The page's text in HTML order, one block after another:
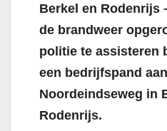
Berkel en Rodenrijs
de brandweer
politie te assisteren
een bedrijfspand
Noordeindseweg in
Rodenrijs.